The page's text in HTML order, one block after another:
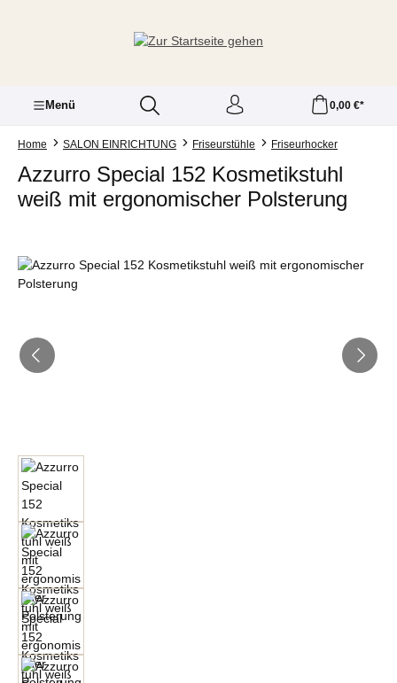
Menü 0,00 €*
Home SALON EINRICHTUNG Friseurstühle Friseurhocker
Azzurro Special 152 Kosmetikstuhl
weiß mit ergonomischer Polsterung
Bildergalerie überspringen